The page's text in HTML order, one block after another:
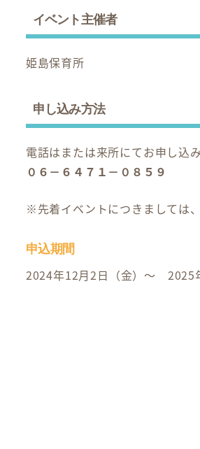
イベント主催者
姫島保育所
申し込み方法
電話はまたは来所にてお申し込
０６－６４７１－０８５９
※先着イベントにつきましては
申込期間
2024年12月2日（金）～ 2025